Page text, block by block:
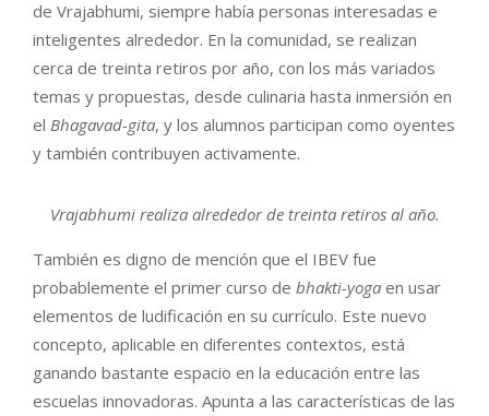
de Vrajabhumi, siempre había personas interesadas e
inteligentes alrededor. En la comunidad, se realizan
cerca de treinta retiros por año, con los más variados
temas y propuestas, desde culinaria hasta inmersión en
el Bhagavad-gita, y los alumnos participan como oyentes
y también contribuyen activamente.
Vrajabhumi realiza alrededor de treinta retiros al año.
También es digno de mención que el IBEV fue
probablemente el primer curso de bhakti-yoga en usar
elementos de ludificación en su currículo. Este nuevo
concepto, aplicable en diferentes contextos, está
ganando bastante espacio en la educación entre las
escuelas innovadoras. Apunta a las características de las